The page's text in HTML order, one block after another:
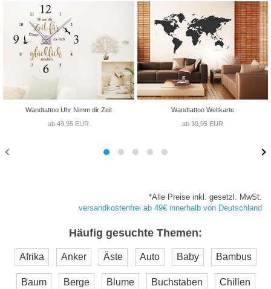
Wandtattoo Uhr Nimm dir Zeit
ab 49,95 EUR
Wandtattoo Weltkarte
ab 39,95 EUR
*Alle Preise inkl. gesetzl. MwSt.
versandkostenfrei ab 49€ innerhalb von Deutschland
Häufig gesuchte Themen:
Afrika Anker Äste Auto Baby Bambus
Baum Berge Blume Buchstaben Chillen